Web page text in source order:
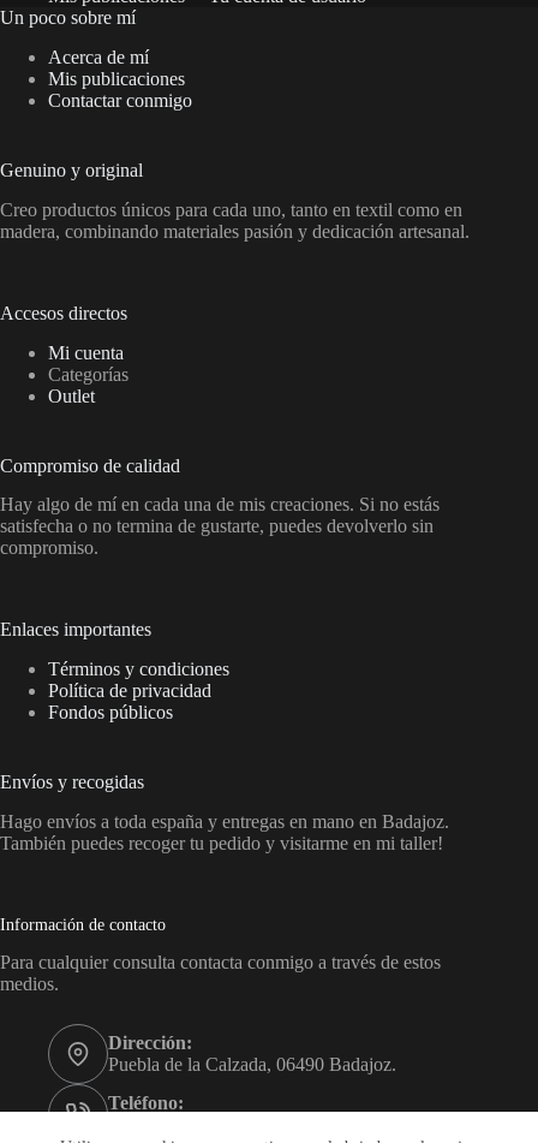
Un poco sobre mí
Acerca de mí
Mis publicaciones
Contactar conmigo
Genuino y original
Creo productos únicos para cada uno, tanto en textil como en
madera, combinando materiales pasión y dedicación artesanal.
Accesos directos
Mi cuenta
Categorías
Outlet
Compromiso de calidad
Hay algo de mí en cada una de mis creaciones. Si no estás
satisfecha o no termina de gustarte, puedes devolverlo sin
compromiso.
Enlaces importantes
Términos y condiciones
Política de privacidad
Fondos públicos
Envíos y recogidas
Hago envíos a toda españa y entregas en mano en Badajoz.
También puedes recoger tu pedido y visitarme en mi taller!
Información de contacto
Para cualquier consulta contacta conmigo a través de estos
medios.
Dirección:
Puebla de la Calzada, 06490 Badajoz.
Teléfono: